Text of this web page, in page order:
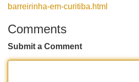
barreirinha-em-curitiba.html
Comments
Submit a Comment